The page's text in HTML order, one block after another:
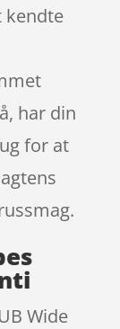
kendte
har din
for at
Wide